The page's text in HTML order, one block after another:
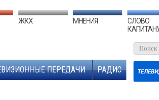
ЖКХ МНЕНИЯ
СЛОВО
ПЕРЕДАЧИ РАДИО